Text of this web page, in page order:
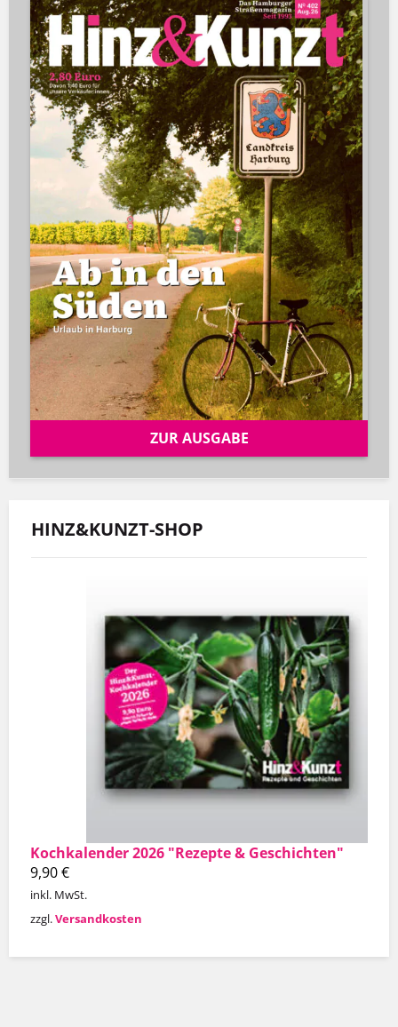
ZUR AUSGABE
HINZ&KUNZT-SHOP
Kochkalender 2026 "Rezepte & Geschichten"
9,90€
inkl. MwSt.
zzgl.Versandkosten